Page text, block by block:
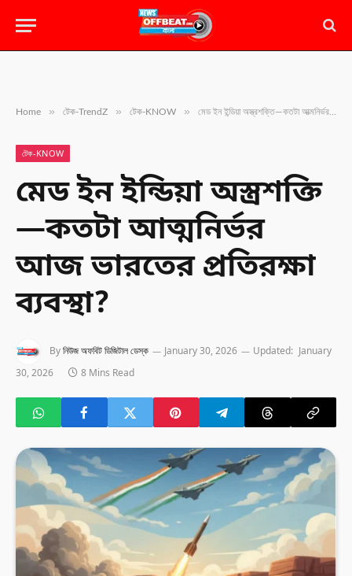
Home » টেক-TrendZ » টেক-KNOW » মেড ইন ইন্ডিয়া অস্ত্রশক্তি—কতটা আত্মনির্ভর আজ ভারতের প্রতিরক্ষা ব্যবস্থা?
টেক-KNOW
মেড ইন ইন্ডিয়া অস্ত্রশক্তি
—কতটা আত্মনির্ভর
আজ ভারতের প্রতিরক্ষা
ব্যবস্থা?
Byনিউজ অফবিট ডিজিটাল ডেস্ক January 30, 2026 Updated: January
30, 2026
8 Mins Read